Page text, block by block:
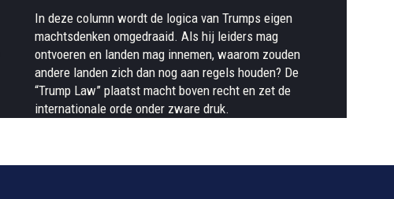
In deze column wordt de logica van Trumps eigen
machtsdenken omgedraaid. Als hij leiders mag
ontvoeren en landen mag innemen, waarom zouden
andere landen zich dan nog aan regels houden? De
“Trump Law” plaatst macht boven recht en zet de
internationale orde onder zware druk.